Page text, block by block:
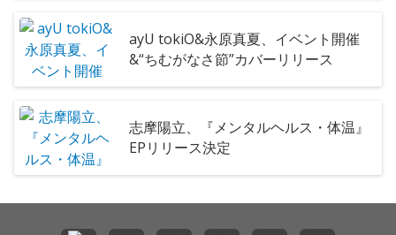
ayU tokiO&永原真夏、イベント開催
&“ちむがなさ節”カバーリリース
志摩陽立、『メンタルヘルス・体温』
EPリリース決定